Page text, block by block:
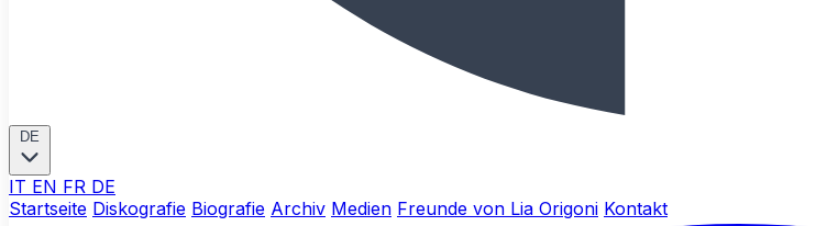
DE
IT EN FR DE
Startseite Diskografie Biografie Archiv Medien Freunde von Lia Origoni Kontakt